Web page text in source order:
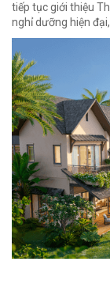
tiếp tục giới thiệu
nghỉ dưỡng hiện